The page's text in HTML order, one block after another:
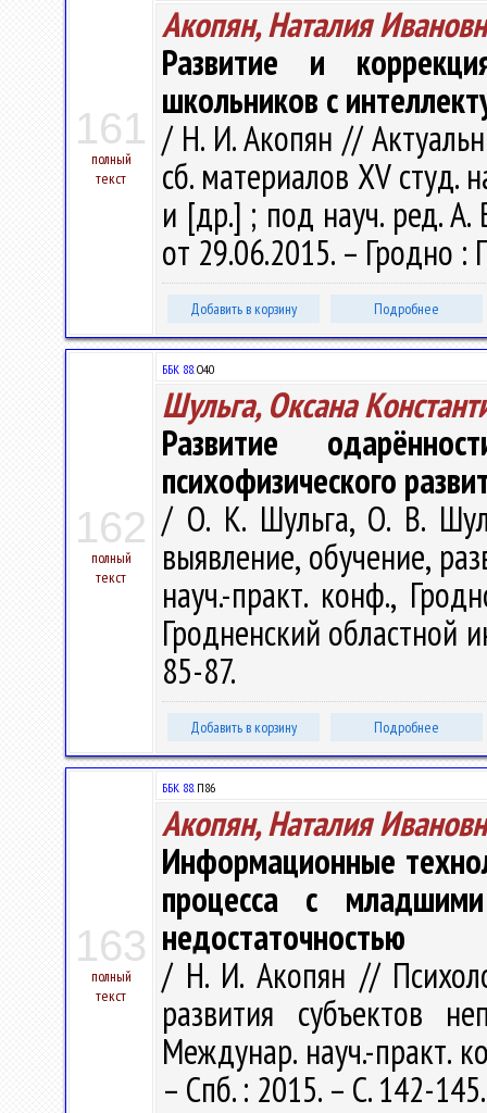
161
полный
текст
Акопян, Наталия
Развитие и
школьников с
/ Н. И. Акопян //
сб. материалов XV студ.
и [др.] ; под науч. ред.
от 29.06.2015. – Гродно :
Добавить в корзину Подробнее
162
полный
текст
ББК 88.О40
Шульга, Оксана
Развитие
психофизического
/ О. К. Шульга, О. В.
выявление, обучение,
науч.-практ. конф.,
Гродненский областной
85-87.
Добавить в корзину Подробнее
163
полный
текст
ББК 88.П86
Акопян, Наталия
Информационные
процесса с
недостаточностью
/ Н. И. Акопян //
развития субъектов
Междунар. науч.-практ.
– Спб. : 2015. – С. 142-